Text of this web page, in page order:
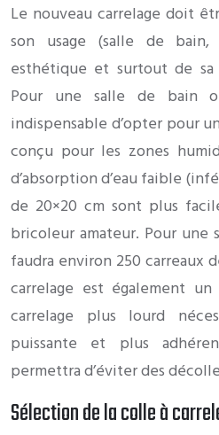
Le nouveau carrelage doit
son usage (salle de
esthétique et surtout de sa
Pour une salle de bain
indispensable d’opter pour
conçu pour les zones
d’absorption d’eau faible
de 20×20 cm sont plus
bricoleur amateur. Pour une
faudra environ 250 carreaux
carrelage est également
carrelage plus lourd
puissante et plus
permettra d’éviter des
Sélection de la colle à